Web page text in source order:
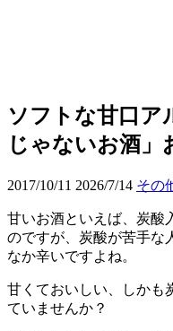
ソフトな甘口ア
じゃないお酒」
2017/10/11 2026/7/14 その
甘いお酒といえば、炭酸
のですが、炭酸が苦手な
なか辛いですよね。
甘くておいしい、しかも
ていませんか？